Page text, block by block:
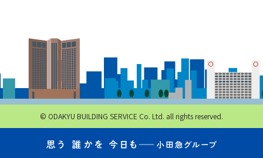
© ODAKYU BUILDING SERVICE Co. Ltd. all rights reserved.